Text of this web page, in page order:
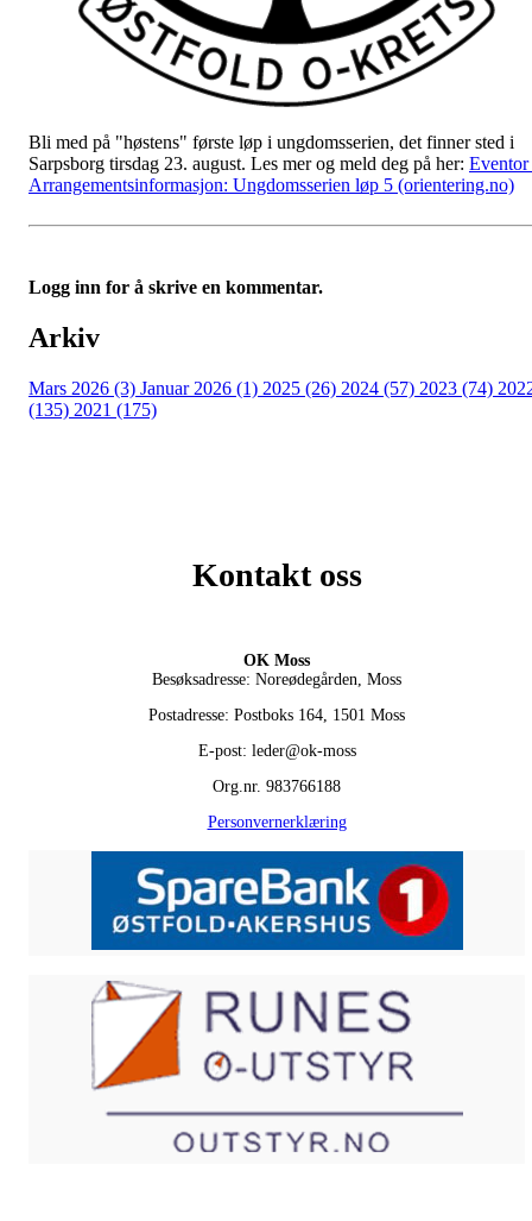
Bli med på "høstens" første løp i ungdomsserien, det finner sted i
Sarpsborg tirsdag 23. august. Les mer og meld deg på her: Eventor
Arrangementsinformasjon: Ungdomsserien løp 5 (orientering.no)
Logg inn for å skrive en kommentar.
Arkiv
Mars 2026 (3) Januar 2026 (1) 2025 (26) 2024 (57) 2023 (74)
(135) 2021 (175)
Kontakt oss
OK Moss
Besøksadresse: Noreødegården, Moss
Postadresse: Postboks 164, 1501 Moss
E-post: leder@ok-moss
Org.nr. 983766188
Personvernerklæring